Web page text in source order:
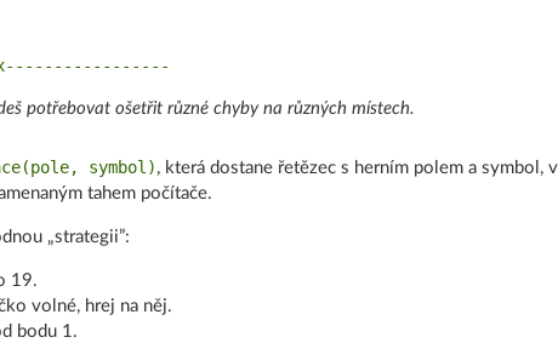
potřebovat ošetřit různé chyby na různých místech.
symbol) , která dostane řetězec s herním polem a symbol,
tahem počítače.
„strategii”:
19.
volné, hrej na něj.
bodu 1.